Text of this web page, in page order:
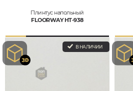
Плинтус напольный
FLOORWAY HT-938
В НАЛИЧИИ